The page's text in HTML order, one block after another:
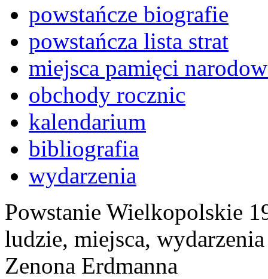
powstańcze biografie
powstańcza lista strat
miejsca pamięci
obchody rocznic
kalendarium
bibliografia
wydarzenia
Powstanie Wielkopolskie
ludzie, miejsca,
Zenona Erdmanna